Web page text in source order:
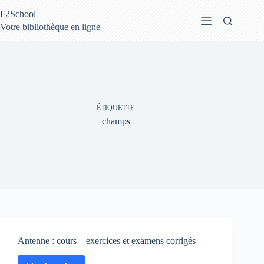
au
contenu
F2School
Votre bibliothèque en ligne
ÉTIQUETTE
champs
Antenne : cours – exercices et examens corrigés